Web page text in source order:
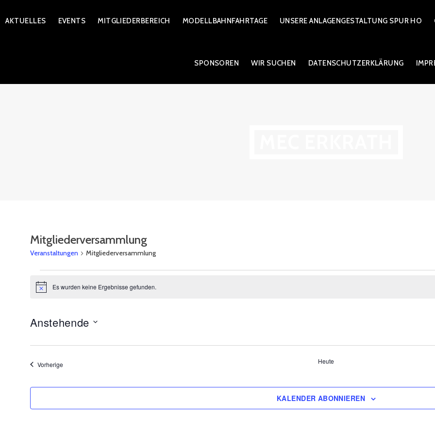
Inhalt
AKTUELLES EVENTS MITGLIEDERBEREICH MODELLBAHNFAHRTAGE UNSERE ANLAGENGESTALTUNG SPUR HO
SPONSOREN WIR SUCHEN DATENSCHUTZERKLÄRUNG
Mitgliederversammlung
Veranstaltungen Mitgliederversammlung
Veranstaltungen
HinweisEs wurden keine Ergebnisse gefunden.
Anstehende
Datum
wählen.
VorherigeVeranstaltungen Heute
KALENDER ABONNIEREN